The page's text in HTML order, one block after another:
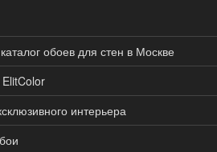
обоев для стен в Москве
интерьера